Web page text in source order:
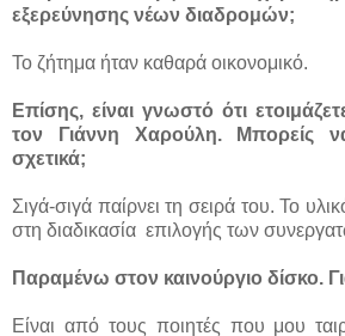
εξερεύνησης νέων διαδρομών;
Το ζήτημα ήταν καθαρά οικονομικό.
Επίσης, είναι γνωστό ότι
τον Γιάννη Χαρούλη. Μπορείς
σχετικά;
Σιγά-σιγά παίρνει τη σειρά του. Το
στη διαδικασία επιλογής των
Παραμένω στον καινούργιο δίσκο.
Είναι από τους ποιητές που μου